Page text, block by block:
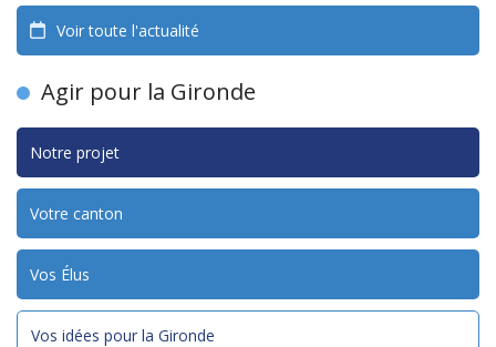
Voir toute l'actualité
Agir pour la Gironde
Notre projet
Votre canton
Vos Élus
Vos idées pour la Gironde